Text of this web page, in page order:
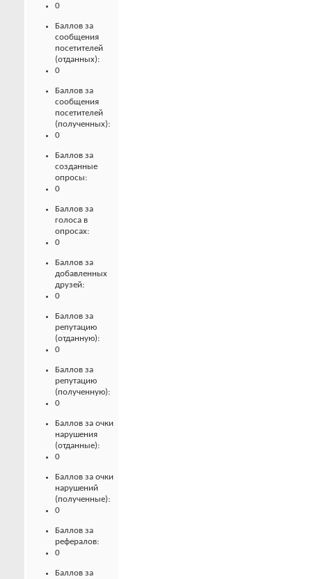
0
Баллов за
сообщения
посетителей
(отданных):
0
Баллов за
сообщения
посетителей
(полученных):
0
Баллов за
созданные
опросы:
0
Баллов за
голоса в
опросах:
0
Баллов за
добавленных
друзей:
0
Баллов за
репутацию
(отданную):
0
Баллов за
репутацию
(полученную):
0
Баллов за очки
нарушения
(отданные):
0
Баллов за очки
нарушений
(полученные):
0
Баллов за
рефералов:
0
Баллов за